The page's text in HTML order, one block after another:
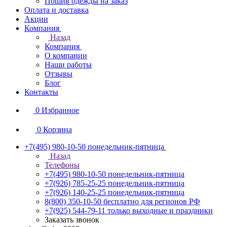
Оплата и доставка
Акции
Компания
Назад
Компания
О компании
Наши работы
Отзывы
Блог
Контакты
0 Избранное
0 Корзина
+7(495) 980-10-50 понедельник-пятница
Назад
Телефоны
+7(495) 980-10-50 понедельник-пятница
+7(926) 785-25-25 понедельник-пятница
+7(926) 140-25-25 понедельник-пятница
8(800) 350-10-50 бесплатно для регионов РФ
+7(925) 544-79-11 только выходные и праздники
Заказать звонок